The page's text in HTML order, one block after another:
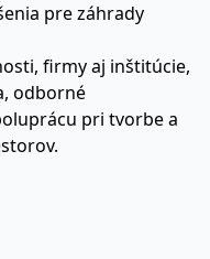
pre záhrady
firmy aj inštitúcie,
odborné
pri tvorbe a